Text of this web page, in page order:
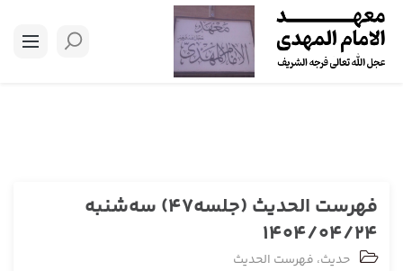
فهرست الحدیث (جلسه47) سه‌شنبه
1404/04/24
حدیث، فهرست الحدیث